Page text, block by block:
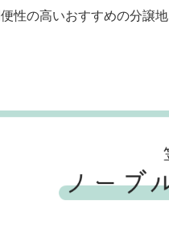
性の高いおすすめの分譲地